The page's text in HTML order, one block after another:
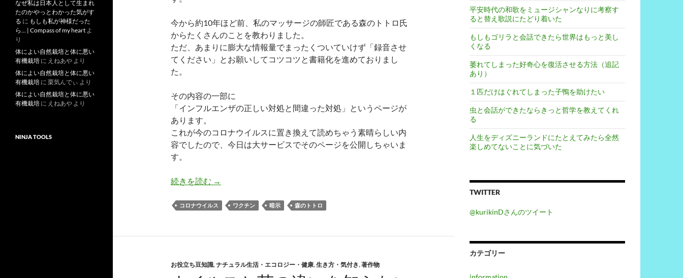
今から約10年ほど前、私のマッサージの師匠である森のトトロ氏
からたくさんのことを教わりました。
ただ、あまりに膨大な情報量でまったくついていけず「録音させ
てください」とお願いしてコツコツと書籍化を進めておりまし
た。
その内容の一部に
「インフルエンザの正しい対処と間違った対処」というページが
あります。
これが今のコロナウイルスに置き換えて読めちゃう素晴らしい内
容でしたので、今日は大サービスでそのページを公開しちゃいま
す。
続きを読む 「知りたい派」の人へ
→
コロナウイルス ワクチン 暗示 森のトトロ
お役立ち豆知識,ナチュラル生活・エコロジー・健康,生き方・気付き,著作物
平安時代の和歌をミュージシャンなりに考察す
ると替え歌説にたどり着いた
もしもゴリラと会話できたら世界はもっと美し
くなる
萎れてしまった好奇心を復活させる方法（追記
あり）
１匹だけはぐれてしまった子鴨を助けたい
虫と会話ができたならきっと哲学を教えてくれ
る
人生をディズニーランドにたとえてみたら全然
楽しめてないことに気づいた
TWITTER
@kurikinDさんのツイート
カテゴリー
なぜ私は日本人として生まれ
たのかやっとわかった気がす
る に もしも私が神様だった
ら… | Compass of my heart よ
り
体によい自然栽培と体に悪い
有機栽培 に えねあや より
体によい自然栽培と体に悪い
有機栽培 に 栗気んでぃ より
体によい自然栽培と体に悪い
有機栽培 に えねあや より
NINJA TOOLS